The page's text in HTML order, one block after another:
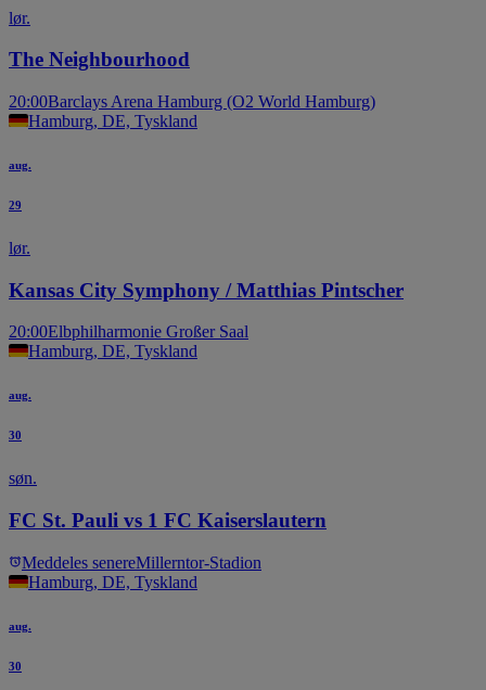
lør.
The Neighbourhood
20:00Barclays Arena Hamburg (O2 World Hamburg)
Hamburg, DE, Tyskland
aug.
29
lør.
Kansas City Symphony / Matthias Pintscher
20:00Elbphilharmonie Großer Saal
Hamburg, DE, Tyskland
aug.
30
søn.
FC St. Pauli vs 1 FC Kaiserslautern
Meddeles senereMillerntor-Stadion
Hamburg, DE, Tyskland
aug.
30